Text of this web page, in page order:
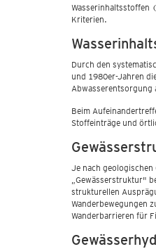
Wasserinhaltsstoffen
Kriterien.
Durch den
und 1980er-Jahren
Abwasserentsorgung
Beim
Stoffeinträge und
Je nach
„Gewässerstruktur"
strukturellen
Wanderbewegungen
Wanderbarrieren für